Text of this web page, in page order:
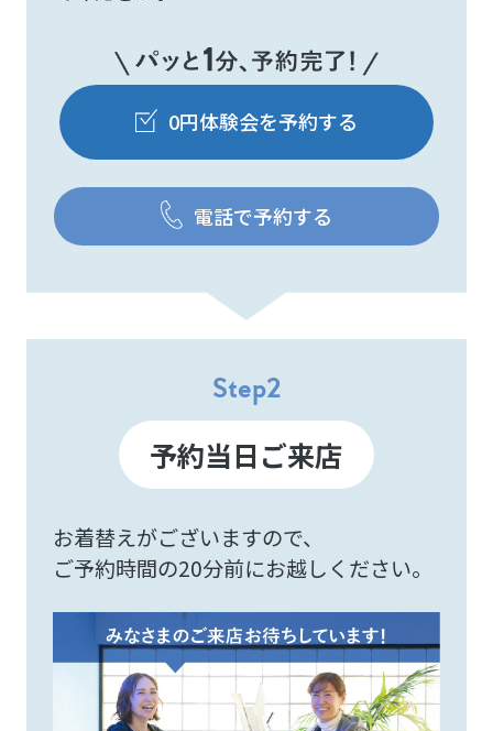
0円体験会を予約する
電話で予約する
Step2
予約当日ご来店
お着替えがございますので、
ご予約時間の20分前にお越しください。